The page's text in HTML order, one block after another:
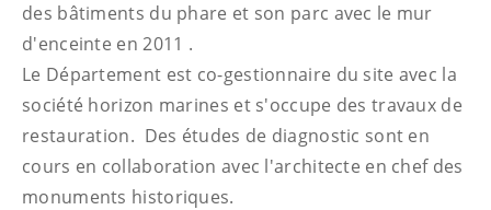
des bâtiments du phare et son parc avec le mur
d'enceinte en 2011 .
Le Département est co-gestionnaire du site avec la
société horizon marines et s'occupe des travaux de
restauration. Des études de diagnostic sont en
cours en collaboration avec l'architecte en chef des
monuments historiques.